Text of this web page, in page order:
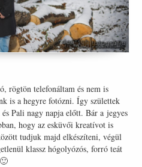
rögtön telefonáltam és nem is
is a hegyre fotózni. Így születtek
Pali nagy napja előtt. Bár a jegyes
hogy az esküvői kreatívot is
tudjuk majd elkészíteni, végül
klassz hógolyózós, forró teát